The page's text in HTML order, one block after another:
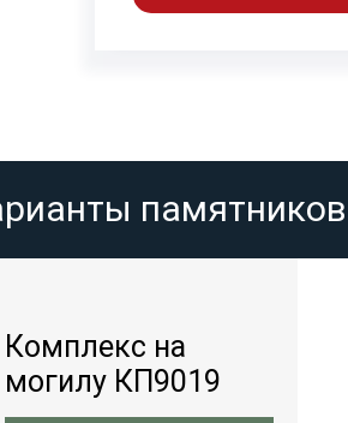
Комплекс на
могилу КП9019